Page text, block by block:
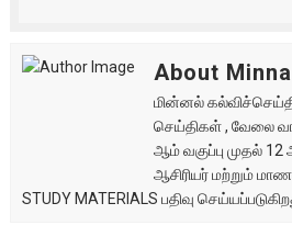
About
மின்னல்
செய்திகள் , வேலை
ஆம் வகுப்பு முதல்
ஆசிரியர் மற்றும்
STUDY MATERIALS பதிவு